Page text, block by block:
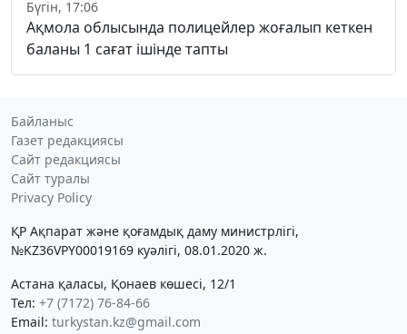
Бүгін, 17:06
Ақмола облысында полицейлер жоғалып кеткен
баланы 1 сағат ішінде тапты
Байланыс
Газет редакциясы
Сайт редакциясы
Сайт туралы
Privacy Policy
ҚР Ақпарат және қоғамдық даму министрлігі,
№KZ36VPY00019169 куәлігі, 08.01.2020 ж.
Астана қаласы, Қонаев көшесі, 12/1
Тел: +7 (7172) 76-84-66
Email: turkystan.kz@gmail.com